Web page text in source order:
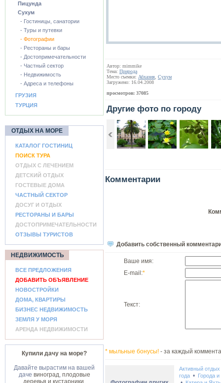
Пицунда
Сухум
- Гостиницы, санатории
- Туры и путевки
- Фотографии
- Рестораны и бары
- Достопримечательности
- Частный сектор
- Недвижимость
- Адреса и телефоны
ГРУЗИЯ
ТУРЦИЯ
ОТДЫХ НА МОРЕ
КАТАЛОГ ГОСТИНИЦ
ПОИСК ТУРА
ОТДЫХ С ЛЕЧЕНИЕМ
ДЕТСКИЙ ОТДЫХ
ГОСТЕВЫЕ ДОМА
ЧАСТНЫЙ СЕКТОР
ДОСУГ И ОТДЫХ
РЕСТОРАНЫ И БАРЫ
ДОСТОПРИМЕЧАТЕЛЬНОСТИ
ОТЗЫВЫ ТУРИСТОВ
НЕДВИЖИМОСТЬ
ВСЕ ПРЕДЛОЖЕНИЯ
ДОБАВИТЬ ОБЪЯВЛЕНИЕ
НОВОСТРОЙКИ
ДОМА, КВАРТИРЫ
БИЗНЕС НЕДВИЖИМОСТЬ
ЗЕМЛЯ У МОРЯ
АРЕНДА НЕДВИЖИМОСТИ
Купили дачу на море?
Давайте вырастим на вашей
даче виноград, плодовые
деревья и кустарники,
Автор: mimmike
Тема: Природа
Место съемки: Абхазия Сухум
Загружено: 16.04.2008
просмотров: 37085
Другие фото по городу
Комментарии
Добавить собственный
Ваше имя:
E-mail:*
Текст:
* мыльные бонусы! - за каждый
Активный отдых
года • Города